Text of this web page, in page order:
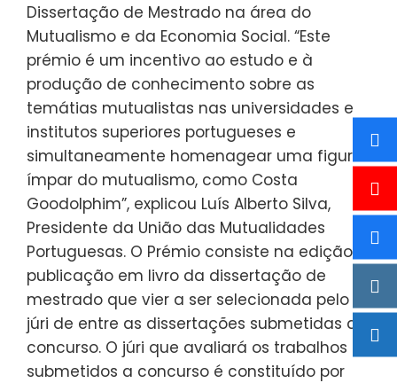
Dissertação de Mestrado na área do
Mutualismo e da Economia Social. “Este
prémio é um incentivo ao estudo e à
produção de conhecimento sobre as
temátias mutualistas nas universidades e
institutos superiores portugueses e
simultaneamente homenagear uma figura
ímpar do mutualismo, como Costa
Goodolphim”, explicou Luís Alberto Silva,
Presidente da União das Mutualidades
Portuguesas. O Prémio consiste na edição e
publicação em livro da dissertação de
mestrado que vier a ser selecionada pelo
júri de entre as dissertações submetidas a
concurso. O júri que avaliará os trabalhos
submetidos a concurso é constituído por